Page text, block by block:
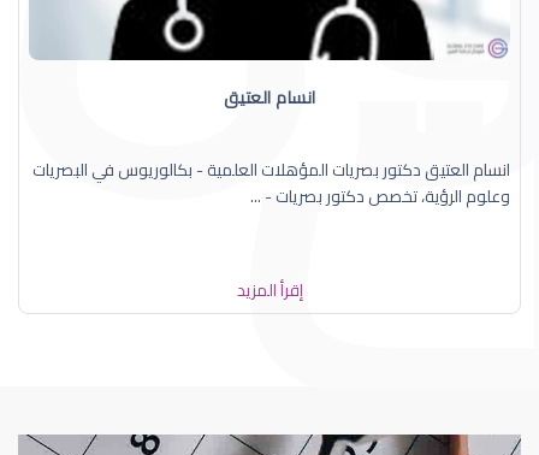
انسام العتيق
انسام العتيق دكتور بصريات المؤهلات العلمية - بكالوريوس في البصريات
وعلوم الرؤية، تخصص دكتور بصريات - ...
إقرأ المزيد